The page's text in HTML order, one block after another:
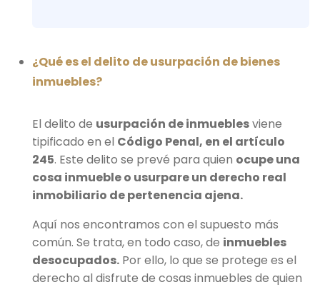
¿Qué es el delito de usurpación de bienes
inmuebles?
El delito de usurpación de inmueblesviene
tipificado en el Código Penal, en el artículo
245. Este delito se prevé para quien ocupe una
cosa inmueble o usurpare un derecho real
inmobiliario de pertenencia ajena.
Aquí nos encontramos con el supuesto más
común. Se trata, en todo caso, de inmuebles
desocupados. Por ello, lo que se protege es el
derecho al disfrute de cosas inmuebles de quien